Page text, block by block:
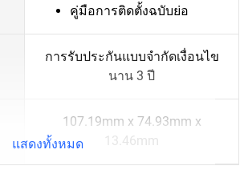
คู่มือการติดตั้งฉบับย่อ
การรับประกันแบบจำกัดเงื่อนไข
นาน 3 ปี
107.19mm x 74.93mm x
13.46mm
แสดงทั้งหมด